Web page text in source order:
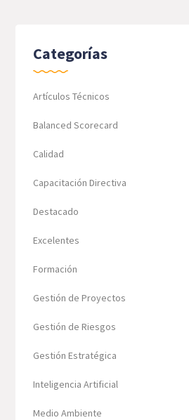
Categorías
Artículos Técnicos
Balanced Scorecard
Calidad
Capacitación Directiva
Destacado
Excelentes
Formación
Gestión de Proyectos
Gestión de Riesgos
Gestión Estratégica
Inteligencia Artificial
Medio Ambiente